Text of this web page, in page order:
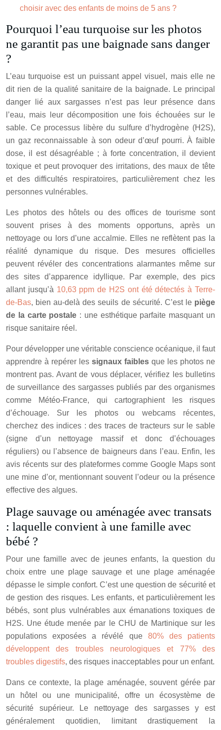
choisir avec des enfants de moins de 5 ans ?
Pourquoi l’eau turquoise sur les photos
ne garantit pas une baignade sans danger
?
L’eau turquoise est un puissant appel visuel, mais elle ne
dit rien de la qualité sanitaire de la baignade. Le principal
danger lié aux sargasses n’est pas leur présence dans
l’eau, mais leur décomposition une fois échouées sur le
sable. Ce processus libère du sulfure d’hydrogène (H2S),
un gaz reconnaissable à son odeur d’œuf pourri. À faible
dose, il est désagréable ; à forte concentration, il devient
toxique et peut provoquer des irritations, des maux de tête
et des difficultés respiratoires, particulièrement chez les
personnes vulnérables.
Les photos des hôtels ou des offices de tourisme sont
souvent prises à des moments opportuns, après un
nettoyage ou lors d’une accalmie. Elles ne reflètent pas la
réalité dynamique du risque. Des mesures officielles
peuvent révéler des concentrations alarmantes même sur
des sites d’apparence idyllique. Par exemple, des pics
allant jusqu’à 10,63 ppm de H2S ont été détectés à Terre-
de-Bas, bien au-delà des seuils de sécurité. C’est le piège
de la carte postale : une esthétique parfaite masquant un
risque sanitaire réel.
Pour développer une véritable conscience océanique, il faut
apprendre à repérer les signaux faibles que les photos ne
montrent pas. Avant de vous déplacer, vérifiez les bulletins
de surveillance des sargasses publiés par des organismes
comme Météo-France, qui cartographient les risques
d’échouage. Sur les photos ou webcams récentes,
cherchez des indices : des traces de tracteurs sur le sable
(signe d’un nettoyage massif et donc d’échouages
réguliers) ou l’absence de baigneurs dans l’eau. Enfin, les
avis récents sur des plateformes comme Google Maps sont
une mine d’or, mentionnant souvent l’odeur ou la présence
effective des algues.
Plage sauvage ou aménagée avec transats
: laquelle convient à une famille avec
bébé ?
Pour une famille avec de jeunes enfants, la question du
choix entre une plage sauvage et une plage aménagée
dépasse le simple confort. C’est une question de sécurité et
de gestion des risques. Les enfants, et particulièrement les
bébés, sont plus vulnérables aux émanations toxiques de
H2S. Une étude menée par le CHU de Martinique sur les
populations exposées a révélé que 80% des patients
développent des troubles neurologiques et 77% des
troubles digestifs, des risques inacceptables pour un enfant.
Dans ce contexte, la plage aménagée, souvent gérée par
un hôtel ou une municipalité, offre un écosystème de
sécurité supérieur. Le nettoyage des sargasses y est
généralement quotidien, limitant drastiquement la